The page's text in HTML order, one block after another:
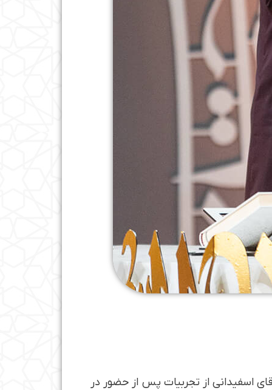
اسفیدانی از تجربیات پس از حضور در